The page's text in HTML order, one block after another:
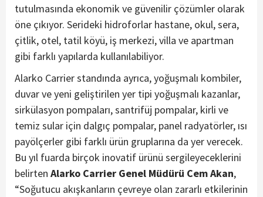
tutulmasında ekonomik ve güvenilir çözümler olarak
öne çıkıyor. Serideki hidroforlar hastane, okul, sera,
çitlik, otel, tatil köyü, iş merkezi, villa ve apartman
gibi farklı yapılarda kullanılabiliyor.
Alarko Carrier standında ayrıca, yoğuşmalı kombiler,
duvar ve yeni geliştirilen yer tipi yoğuşmalı kazanlar,
sirkülasyon pompaları, santrifüj pompalar, kirli ve
temiz sular için dalgıç pompalar, panel radyatörler, ısı
payölçerler gibi farklı ürün gruplarına da yer verecek.
Bu yıl fuarda birçok inovatif ürünü sergileyeceklerini
belirten Alarko Carrier Genel Müdürü Cem Akan,
“Soğutucu akışkanların çevreye olan zararlı etkilerinin